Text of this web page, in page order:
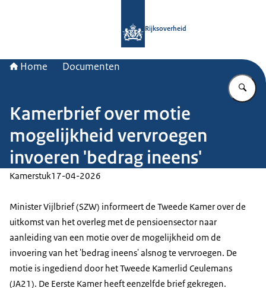
Rijksoverheid
Home Documenten
Kamerbrief over motie
mogelijkheid vervroegen
invoeren 'bedrag ineens'
Kamerstuk17-04-2026
Minister Vijlbrief (SZW) informeert de Tweede Kamer over de
uitkomst van het overleg met de pensioensector naar
aanleiding van een motie over de mogelijkheid om de
invoering van het 'bedrag ineens' alsnog te vervroegen. De
motie is ingediend door het Tweede Kamerlid Ceulemans
(JA21). De Eerste Kamer heeft eenzelfde brief gekregen.